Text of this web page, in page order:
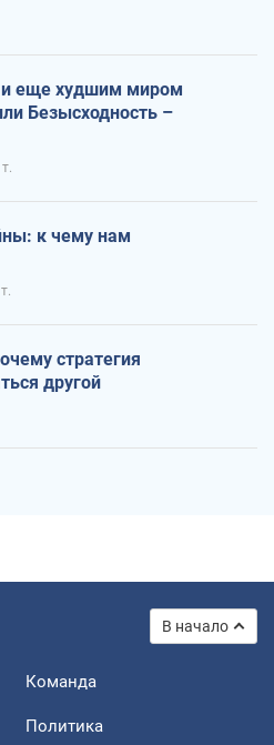
еще худшим миром
Безысходность –
к чему нам
стратегия
другой
В начало
Команда
Политика